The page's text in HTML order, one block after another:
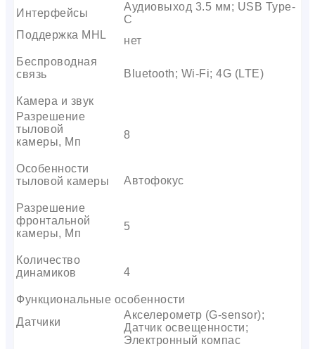
Интерфейсы
Аудиовыход 3.5 мм; USB Type-
C
Поддержка MHL
нет
Беспроводная
связь
Bluetooth; Wi-Fi; 4G (LTE)
Камера и звук
Разрешение
тыловой
камеры, Мп
8
Особенности
тыловой камеры
Автофокус
Разрешение
фронтальной
камеры, Мп
5
Количество
динамиков
4
Функциональные особенности
Датчики
Акселерометр (G-sensor);
Датчик освещенности;
Электронный компас